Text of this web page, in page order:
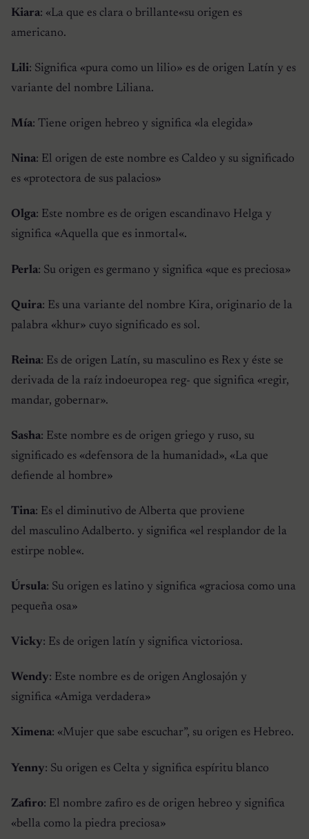
Kiara: «La que es clara o brillante«su origen es
americano.
Lili: Significa «pura como un lilio» es de origen Latín y es
variante del nombre Liliana.
Mía: Tiene origen hebreo y significa «la elegida»
Nina: El origen de este nombre es Caldeo y su significado
es «protectora de sus palacios»
Olga: Este nombre es de origen escandinavo Helga y
significa «Aquella que es inmortal«.
Perla: Su origen es germano y significa «que es preciosa»
Quira: Es una variante del nombre Kira, originario de la
palabra «khur» cuyo significado es sol.
Reina: Es de origen Latín, su masculino es Rex y éste se
derivada de la raíz indoeuropea reg- que significa «regir,
mandar, gobernar».
Sasha: Este nombre es de origen griego y ruso, su
significado es «defensora de la humanidad», «La que
defiende al hombre»
Tina: Es el diminutivo de Alberta que proviene
del masculino Adalberto. y significa «el resplandor de la
estirpe noble«.
Úrsula: Su origen es latino y significa «graciosa como una
pequeña osa»
Vicky: Es de origen latín y significa victoriosa.
Wendy: Este nombre es de origen Anglosajón y
significa «Amiga verdadera»
Ximena: «Mujer que sabe escuchar”, su origen es Hebreo.
Yenny: Su origen es Celta y significa espíritu blanco
Zafiro: El nombre zafiro es de origen hebreo y significa
«bella como la piedra preciosa»